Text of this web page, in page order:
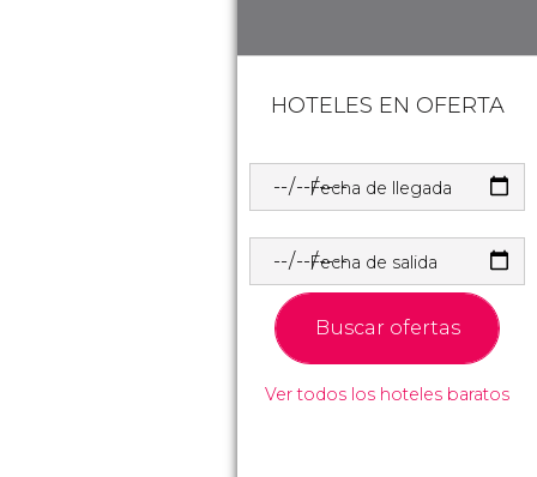
HOTELES EN OFERTA
Fecha de llegada
Fecha de salida
Buscar ofertas
Ver todos los hoteles baratos